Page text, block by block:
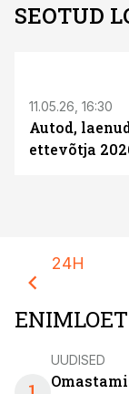
SEOTUD
11.05.26, 16:30
Autod,
ettevõtja
24H
UUDISED